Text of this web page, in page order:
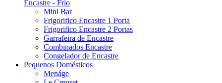
Encastre - Frio
Mini Bar
Frigorifico Encastre 1 Porta
Frigorifico Encastre 2 Portas
Garrafeira de Encastre
Combinados Encastre
Congelador de Encastre
Pequenos Domésticos
Menáge